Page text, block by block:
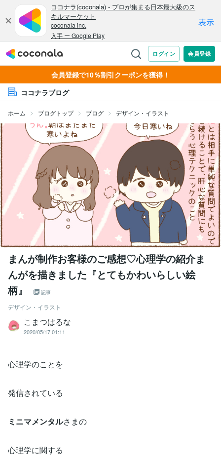
会員登録で10％割引クーポンを獲得！
ココナラブログ
ホーム ブログトップ ブログ デザイン・イラスト
まんが制作お客様のご感想♡心理学の紹介ま
んがを描きました『とてもかわいらしい絵
柄』
記事
デザイン・イラスト
こまつはるな
2020/05/17 01:11
心理学のことを
発信されている
ミニマメンタルさまの
心理学に関する